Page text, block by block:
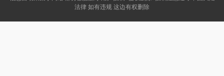
法律 如有违规 这边有权删除